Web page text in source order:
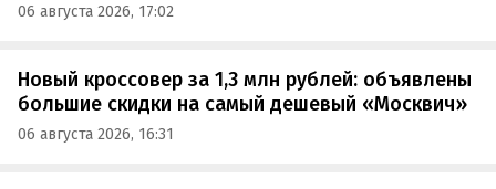
06 августа 2026, 17:02
Новый кроссовер за 1,3 млн рублей: объявлены
большие скидки на самый дешевый «Москвич»
06 августа 2026, 16:31